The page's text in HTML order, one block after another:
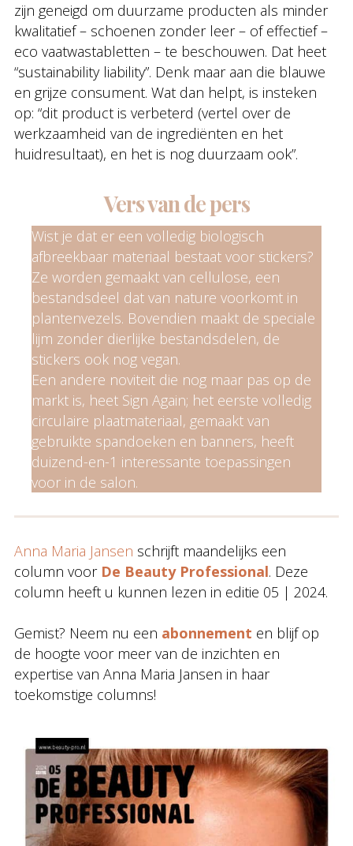
zijn geneigd om duurzame producten als minder
kwalitatief – schoenen zonder leer – of effectief –
eco vaatwastabletten – te beschouwen. Dat heet
“sustainability liability”. Denk maar aan die blauwe
en grijze consument. Wat dan helpt, is insteken
op: “dit product is verbeterd (vertel over de
werkzaamheid van de ingrediënten en het
huidresultaat), en het is nog duurzaam ook”.
Vers van de pers
Wist je dat er een volledig biologisch
afbreekbaar materiaal bestaat voor stickers?
Ze worden gemaakt van cellulose, een
bestandsdeel dat van nature voorkomt in
plantenvezels. Bovendien maakt de speciale
lijm zonder dierlijke bestandsdelen, de
stickers ook nog vegan.
Een andere noviteit die nog maar pas op de
markt is, heet Sign Again; het eerste volledig
circulaire plaatmateriaal, gemaakt van
gebruikte spandoeken en banners, heeft
duizend-en-1 interessante toepassingen
voor in de salon.
Anna Maria Jansen schrijft maandelijks een
column voor De Beauty Professional. Deze
column heeft u kunnen lezen in editie 05 | 2024.
Gemist? Neem nu een abonnement en blijf op
de hoogte voor meer van de inzichten en
expertise van Anna Maria Jansen in haar
toekomstige columns!